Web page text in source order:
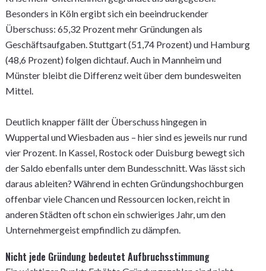
Besonders in Köln ergibt sich ein beeindruckender
Überschuss: 65,32 Prozent mehr Gründungen als
Geschäftsaufgaben. Stuttgart (51,74 Prozent) und Hamburg
(48,6 Prozent) folgen dichtauf. Auch in Mannheim und
Münster bleibt die Differenz weit über dem bundesweiten
Mittel.
Deutlich knapper fällt der Überschuss hingegen in
Wuppertal und Wiesbaden aus – hier sind es jeweils nur rund
vier Prozent. In Kassel, Rostock oder Duisburg bewegt sich
der Saldo ebenfalls unter dem Bundesschnitt. Was lässt sich
daraus ableiten? Während in echten Gründungshochburgen
offenbar viele Chancen und Ressourcen locken, reicht in
anderen Städten oft schon ein schwieriges Jahr, um den
Unternehmergeist empfindlich zu dämpfen.
Nicht jede Gründung bedeutet Aufbruchsstimmung